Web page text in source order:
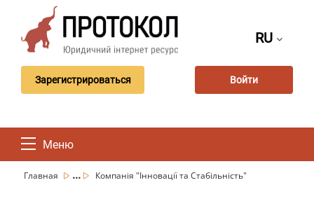
RU
Зарегистрироваться Войти
Меню
Главная ... Компанія "Інновації та Стабільність"